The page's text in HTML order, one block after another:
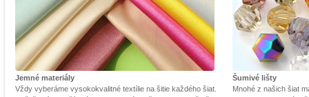
Jemné materiály
Vždy vyberáme vysokokvalitné textílie na šitie každého šiat.
Šumivé lišty
Mnohé z našich šiat